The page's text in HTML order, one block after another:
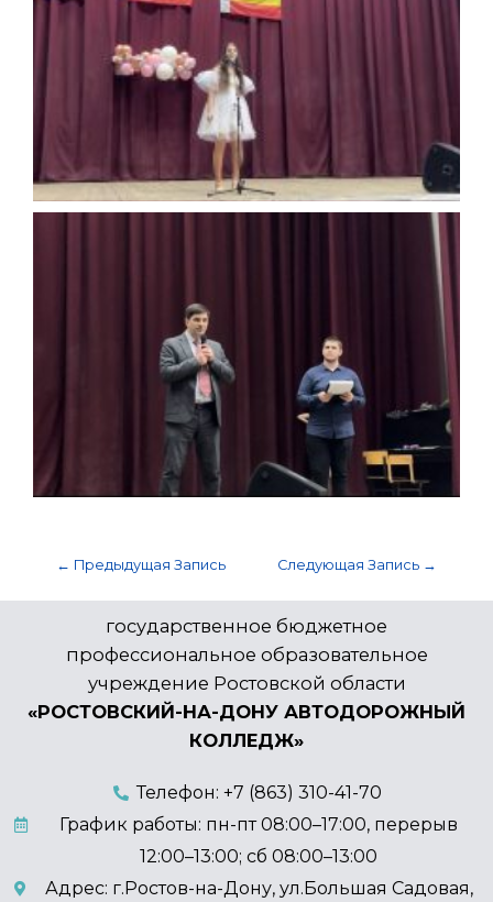
← Предыдущая Запись Следующая Запись →
государственное бюджетное
профессиональное образовательное
учреждение Ростовской области
«РОСТОВСКИЙ-НА-ДОНУ АВТОДОРОЖНЫЙ
КОЛЛЕДЖ»
Телефон: +7 (863) 310-41-70
График работы: пн-пт 08:00–17:00, перерыв
12:00–13:00; сб 08:00–13:00
Адрес: г.Ростов-на-Дону, ул.Большая Садовая,